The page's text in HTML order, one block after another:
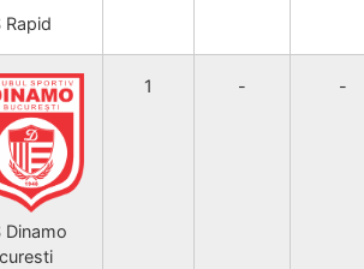
Rapid
Dinamo
1 - -